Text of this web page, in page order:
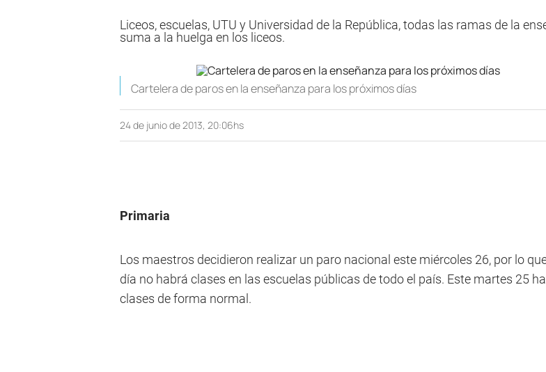
Liceos, escuelas, UTU y Universidad de la República, todas las ramas de la
suma a la huelga en los liceos.
Cartelera de paros en la enseñanza para los próximos días
24 de junio de 2013, 20:06hs
Primaria
Los maestros decidieron realizar un paro nacional este miércoles 26, por lo
día no habrá clases en las escuelas públicas de todo el país. Este martes 25
clases de forma normal.